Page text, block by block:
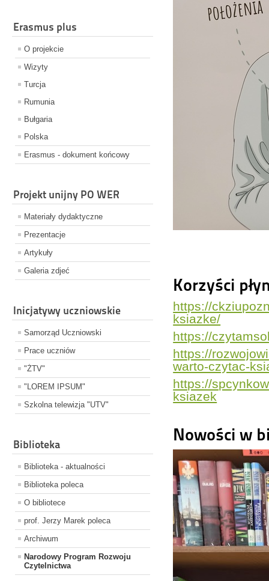
Erasmus plus
O projekcie
Wizyty
Turcja
Rumunia
Bułgaria
Polska
Erasmus - dokument końcowy
Projekt unijny PO WER
Materiały dydaktyczne
Prezentacje
Artykuły
Galeria zdjeć
Inicjatywy uczniowskie
Samorząd Uczniowski
Prace uczniów
"ŻTV"
"LOREM IPSUM"
Szkolna telewizja "UTV"
Biblioteka
Biblioteka - aktualności
Biblioteka poleca
O bibliotece
prof. Jerzy Marek poleca
Archiwum
Narodowy Program Rozwoju
Czytelnictwa
Korzyści
https://
ksiazke/
https://
https://
warto-czytac-
https://
ksiazek
Nowości w